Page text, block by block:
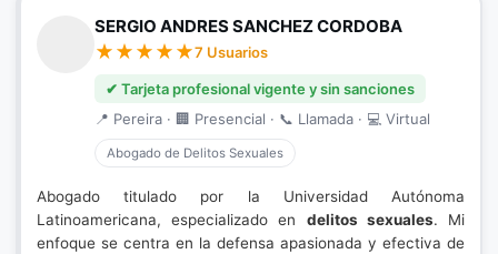
SERGIO ANDRES SANCHEZ CORDOBA
7 Usuarios
✔ Tarjeta profesional vigente y sin sanciones
📍 Pereira · 🏢 Presencial · 📞 Llamada · 💻 Virtual
Abogado de Delitos Sexuales
Abogado titulado por la Universidad Autónoma
Latinoamericana, especializado en delitos sexuales. Mi
enfoque se centra en la defensa apasionada y efectiva de